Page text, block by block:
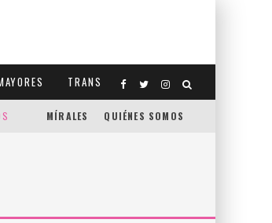
TRANS
MÍRALES QUIÉNES SOMOS